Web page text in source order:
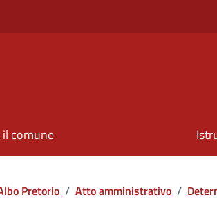
comune
Pretorio / Atto amministrativo /